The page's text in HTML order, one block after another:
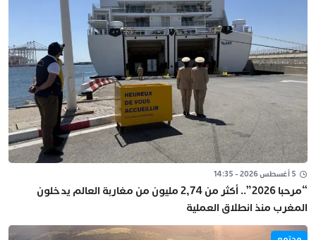
5 أغسطس 2026 - 14:35
“مرحبا 2026”.. أكثر من 2,74 مليون من مغاربة العالم يدخلون
المغرب منذ انطلاق العملية